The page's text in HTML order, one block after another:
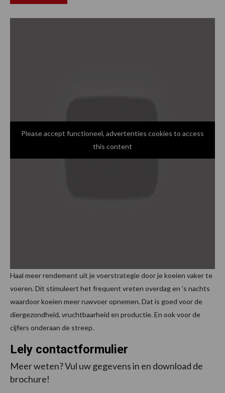
Please accept functioneel, advertenties cookies to access
this content
Haal meer rendement uit je voerstrategie door je koeien vaker te
voeren. Dit stimuleert het frequent vreten overdag en ’s nachts
waardoor koeien meer ruwvoer opnemen. Dat is goed voor de
diergezondheid, vruchtbaarheid en productie. En ook voor de
cijfers onderaan de streep.
Lely contactformulier
Meer weten? Vul uw gegevens in en download de
brochure!